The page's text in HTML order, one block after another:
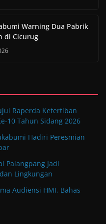
Warning Dua Pabrik
di Cicurug
Raperda Ketertiban
10 Tahun Sidang 2026
Hadiri Peresmian
Palangpang Jadi
Lingkungan
Audiensi HMI, Bahas